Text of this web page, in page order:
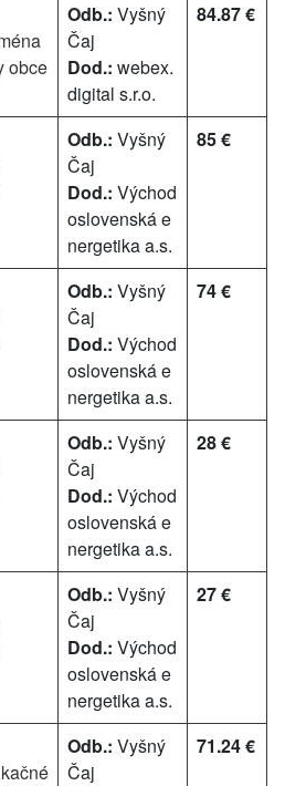
obce
Odb.: Vyšný
Čaj
Dod.: webex.
digital s.r.o.
84.87 €
Odb.: Vyšný
Čaj
Dod.: Východ
oslovenská e
nergetika a.s.
85 €
Odb.: Vyšný
Čaj
Dod.: Východ
oslovenská e
nergetika a.s.
74 €
Odb.: Vyšný
Čaj
Dod.: Východ
oslovenská e
nergetika a.s.
28 €
Odb.: Vyšný
Čaj
Dod.: Východ
oslovenská e
nergetika a.s.
27 €
Odb.: Vyšný
Čaj
71.24 €